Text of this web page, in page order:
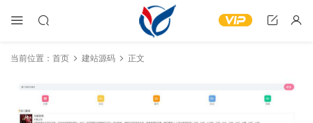
当前位置： 首页 建站源码 正文